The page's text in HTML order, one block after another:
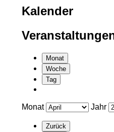
Kalender
Monat
Woche
Tag
Monat Jahr
Zurück